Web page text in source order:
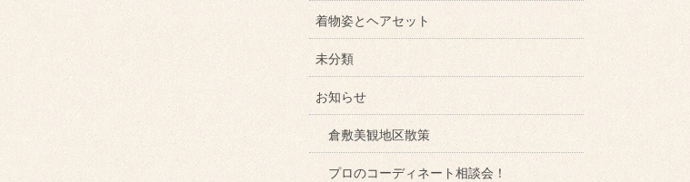
着物姿とヘアセット
未分類
お知らせ
倉敷美観地区散策
プロのコーディネート相談会！